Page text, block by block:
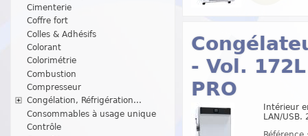
Cimenterie
Coffre fort
Colles & Adhésifs
Colorant
Colorimétrie
Combustion
Compresseur
Congélation, Réfrigération...
Consommables à usage unique
Contrôle
- Vol. 172L
PRO
Intérieur
LAN/USB.